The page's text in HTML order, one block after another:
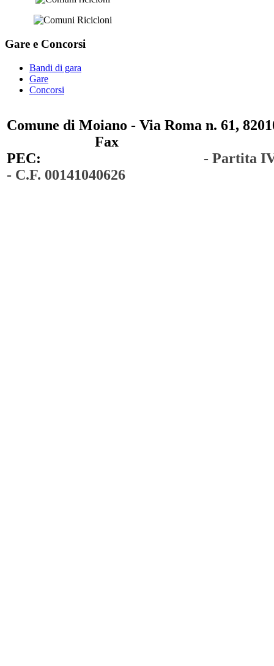
Gare e Concorsi
Bandi di gara
Gare
Concorsi
Comune di Moiano - Via Roma n. 61,
Fax
PEC:
- Partita
- C.F. 00141040626